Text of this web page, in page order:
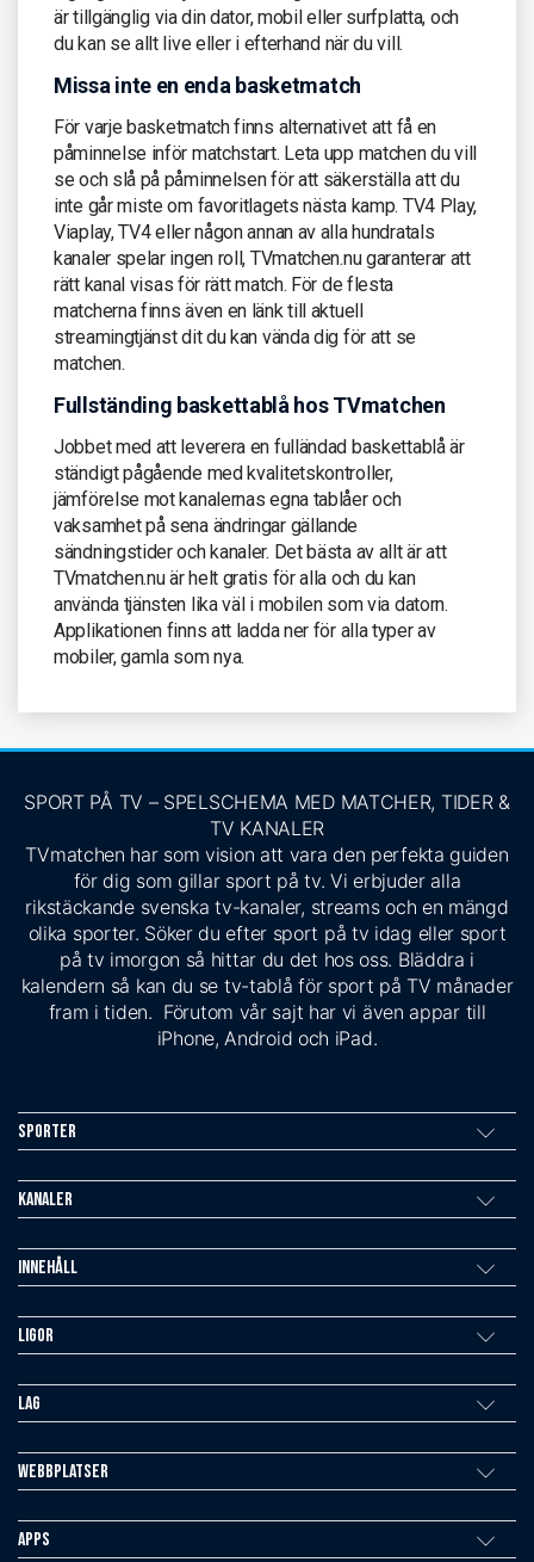
är tillgänglig via din dator, mobil eller surfplatta, och
du kan se allt live eller i efterhand när du vill.
Missa inte en enda basketmatch
För varje basketmatch finns alternativet att få en
påminnelse inför matchstart. Leta upp matchen du vill
se och slå på påminnelsen för att säkerställa att du
inte går miste om favoritlagets nästa kamp. TV4 Play,
Viaplay, TV4 eller någon annan av alla hundratals
kanaler spelar ingen roll, TVmatchen.nu garanterar att
rätt kanal visas för rätt match. För de flesta
matcherna finns även en länk till aktuell
streamingtjänst dit du kan vända dig för att se
matchen.
Fullständing baskettablå hos TVmatchen
Jobbet med att leverera en fulländad baskettablå är
ständigt pågående med kvalitetskontroller,
jämförelse mot kanalernas egna tablåer och
vaksamhet på sena ändringar gällande
sändningstider och kanaler. Det bästa av allt är att
TVmatchen.nu är helt gratis för alla och du kan
använda tjänsten lika väl i mobilen som via datorn.
Applikationen finns att ladda ner för alla typer av
mobiler, gamla som nya.
SPORT PÅ TV – SPELSCHEMA MED MATCHER, TIDER &
TV KANALER
TVmatchen har som vision att vara den perfekta guiden
för dig som gillar sport på tv. Vi erbjuder alla
rikstäckande svenska tv-kanaler, streams och en mängd
olika sporter. Söker du efter sport på tv idag eller sport
på tv imorgon så hittar du det hos oss. Bläddra i
kalendern så kan du se tv-tablå för sport på TV månader
fram i tiden. Förutom vår sajt har vi även appar till
iPhone, Android och iPad.
Sporter
Kanaler
Innehåll
Ligor
Lag
Webbplatser
Apps